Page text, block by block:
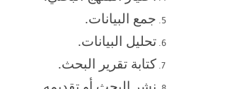
جمع البيانات.
تحليل البيانات.
كتابة تقرير البحث.